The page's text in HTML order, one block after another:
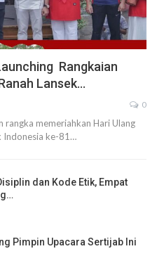
Rangkaian
Lansek…
0
rangka memeriahkan Hari Ulang
Indonesia ke-81…
dan Kode Etik, Empat
Pimpin Upacara Sertijab Ini